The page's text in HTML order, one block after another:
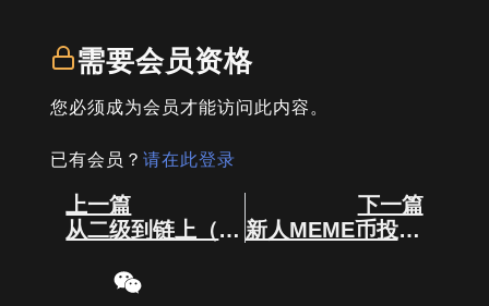
需要会员资格
您必须成为会员才能访问此内容。
已有会员？ 请在此登录
Prev
上一篇
从二级到链上（入门指南）????
下一篇
新人MEME币投资策略与流程